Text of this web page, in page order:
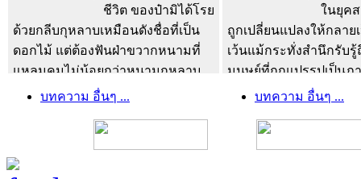
ชีวิต ของป๋ามิได้โรย
ด้วยกลีบกุหลาบเหมือนดังชื่อที่เป็น
ดอกไม้ แต่ต้องฟันฝ่าขวากหนามที่
แหลมคมไม่น้อยกว่าหนามกุหลาบ
พ่อของป๋าตายตั้งแต่ป๋ายังเด็ก แม่
ด้วยการตัดเย็บเสี้อผ้า ...
บทความ อื่นๆ ...
ในยุคส
ถูกเปลี่ยนแปลงให้กลา
เว้นแม้กระทั่งสำนึกรับรู้
มนุษย์ที่ถูกแปรรูปเป็นภ
ส่งเสริมผลประโยชน์
หนังสือดีๆ...
บทความ อื่นๆ ...